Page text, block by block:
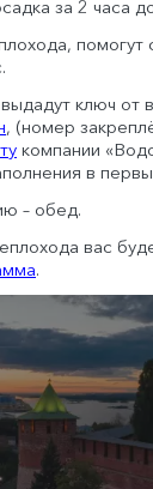
за 2 часа
помогут
ключ от
, (номер
компании
в
– обед.
вас
.